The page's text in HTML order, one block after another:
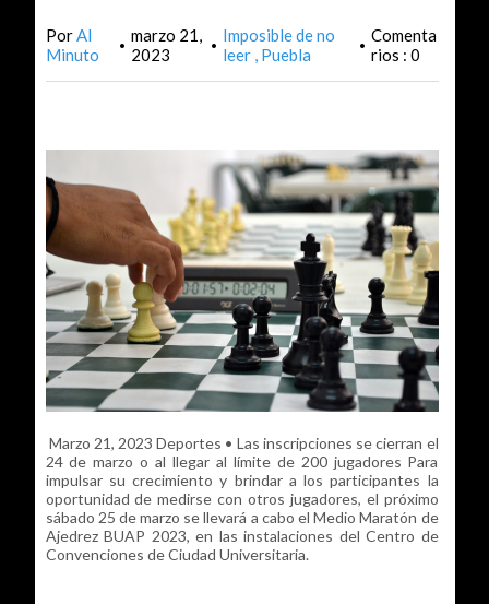
PorAl
Minuto
• marzo 21,
2023
• Imposible de no
leer Puebla • Comenta
rios : 0
Marzo 21, 2023 Deportes • Las inscripciones se cierran el
24 de marzo o al llegar al límite de 200 jugadores Para
impulsar su crecimiento y brindar a los participantes la
oportunidad de medirse con otros jugadores, el próximo
sábado 25 de marzo se llevará a cabo el Medio Maratón de
Ajedrez BUAP 2023, en las instalaciones del Centro de
Convenciones de Ciudad Universitaria.